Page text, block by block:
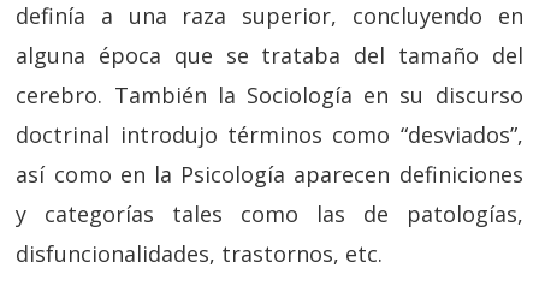
definía a una raza superior, concluyendo en
alguna época que se trataba del tamaño del
cerebro. También la Sociología en su discurso
doctrinal introdujo términos como “desviados”,
así como en la Psicología aparecen definiciones
y categorías tales como las de patologías,
disfuncionalidades, trastornos, etc.